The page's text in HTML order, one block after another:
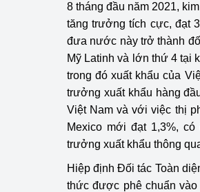
8 tháng đầu năm 2021,
tăng trưởng tích cực, đạt
đưa nước này trở thành
Mỹ Latinh và lớn thứ 4 tại
trong đó xuất khẩu của
trưởng xuất khẩu hàng
Việt Nam và với việc thị
Mexico mới đạt 1,3%,
trưởng xuất khẩu thông
Hiệp định Đối tác Toàn
thức được phê chuẩn